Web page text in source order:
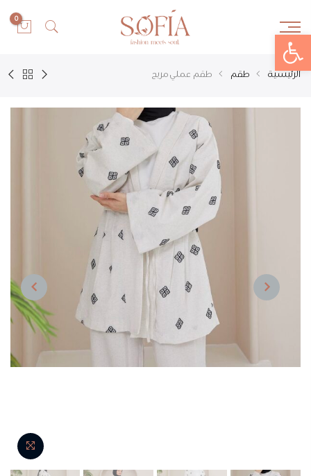
Open toolbar
0
الرئيسية طقم طقم عملي مريح
NEXT